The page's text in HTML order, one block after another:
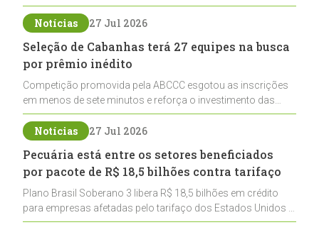
de registros, abrindo caminho para sua expansão na
pecuária nacional
Notícias 27 Jul 2026
Seleção de Cabanhas terá 27 equipes na busca
por prêmio inédito
Competição promovida pela ABCCC esgotou as inscrições
em menos de sete minutos e reforça o investimento das
cabanhas na seleção genética de Cavalos Crioulos voltados
ao laço
Notícias 27 Jul 2026
Pecuária está entre os setores beneficiados
por pacote de R$ 18,5 bilhões contra tarifaço
Plano Brasil Soberano 3 libera R$ 18,5 bilhões em crédito
para empresas afetadas pelo tarifaço dos Estados Unidos e
inclui a pecuária entre os setores estratégicos